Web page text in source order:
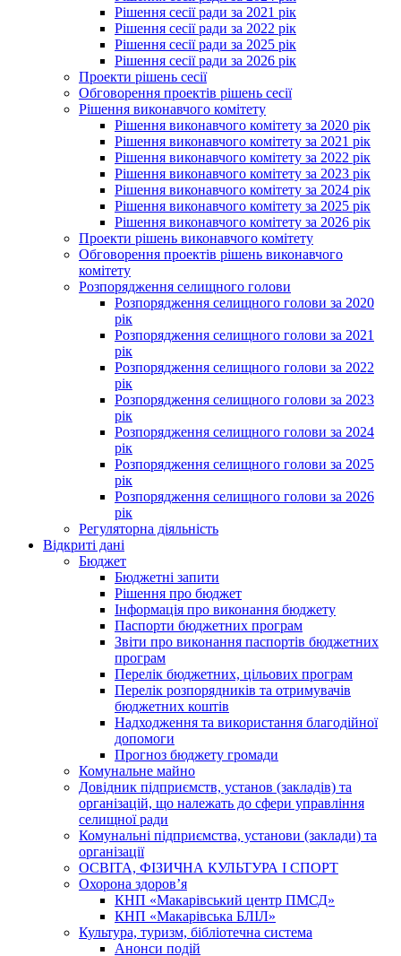
Рішення сесії ради за 2021 рік
Рішення сесії ради за 2022 рік
Рішення сесії ради за 2025 рік
Рішення сесії ради за 2026 рік
Проекти рішень сесії
Обговорення проектів рішень сесії
Рішення виконавчого комітету
Рішення виконавчого комітету за 2020 рік
Рішення виконавчого комітету за 2021 рік
Рішення виконавчого комітету за 2022 рік
Рішення виконавчого комітету за 2023 рік
Рішення виконавчого комітету за 2024 рік
Рішення виконавчого комітету за 2025 рік
Рішення виконавчого комітету за 2026 рік
Проекти рішень виконавчого комітету
Обговорення проектів рішень виконавчого
комітету
Розпорядження селищного голови
Розпорядження селищного голови за 2020
рік
Розпорядження селищного голови за 2021
рік
Розпорядження селищного голови за 2022
рік
Розпорядження селищного голови за 2023
рік
Розпорядження селищного голови за 2024
рік
Розпорядження селищного голови за 2025
рік
Розпорядження селищного голови за 2026
рік
Регуляторна діяльність
Відкриті дані
Бюджет
Бюджетні запити
Рішення про бюджет
Інформація про виконання бюджету
Паспорти бюджетних програм
Звіти про виконання паспортів бюджетних
програм
Перелік бюджетних, цільових програм
Перелік розпорядників та отримувачів
бюджетних коштів
Надходження та використання благодійної
допомоги
Прогноз бюджету громади
Комунальне майно
Довідник підприємств, установ (закладів) та
організацій, що належать до сфери управління
селищної ради
Комунальні підприємства, установи (заклади) та
організації
ОСВІТА, ФІЗИЧНА КУЛЬТУРА І СПОРТ
Охорона здоров’я
КНП «Макарівський центр ПМСД»
КНП «Макарівська БЛІЛ»
Культура, туризм, бібліотечна система
Анонси подій